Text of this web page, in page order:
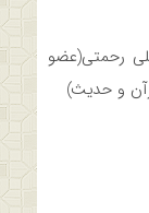
رحمتی(عضو
و حدیث)